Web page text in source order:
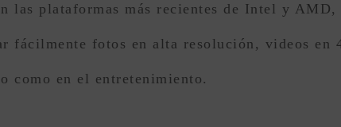
las plataformas más recientes de Intel y
fácilmente fotos en alta resolución, videos
como en el entretenimiento.